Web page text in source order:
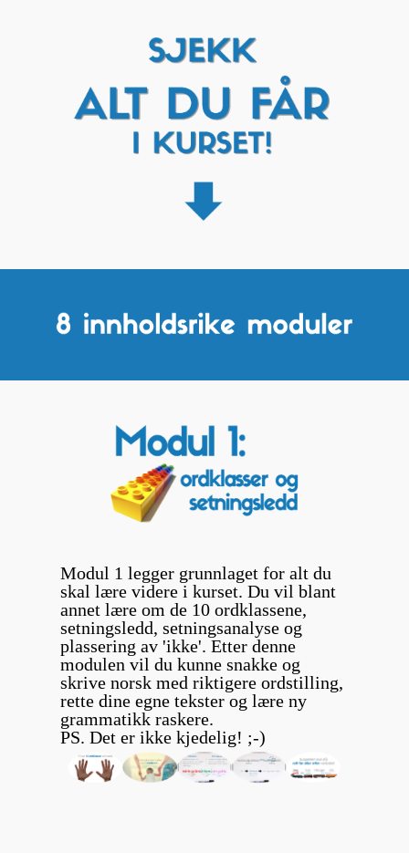
Modul 1 legger grunnlaget for alt du
skal lære videre i kurset. Du vil blant
annet lære om de 10 ordklassene,
setningsledd, setningsanalyse og
plassering av 'ikke'. Etter denne
modulen vil du kunne snakke og
skrive norsk med riktigere ordstilling,
rette dine egne tekster og lære ny
grammatikk raskere.
PS. Det er ikke kjedelig! ;-)